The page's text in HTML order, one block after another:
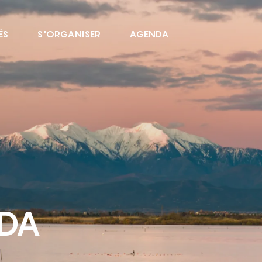
S'ORGANISER AGENDA